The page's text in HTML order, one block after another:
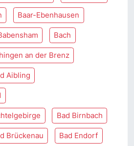
Baar-Ebenhausen
Bach
an der Brenz
Aibling
Bad Birnbach
Brückenau Bad Endorf